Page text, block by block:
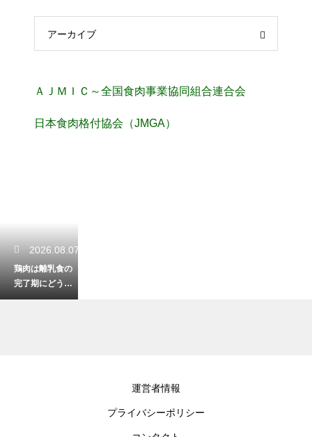
アーカイブ
ＡＪＭＩＣ～全国食肉事業協同組合連合会
日本食肉格付協会（JMGA）
2026.08.07
鶏肉は離乳食の
完了期にどう調
理する？安全で
運営者情報
プライバシーポリシー